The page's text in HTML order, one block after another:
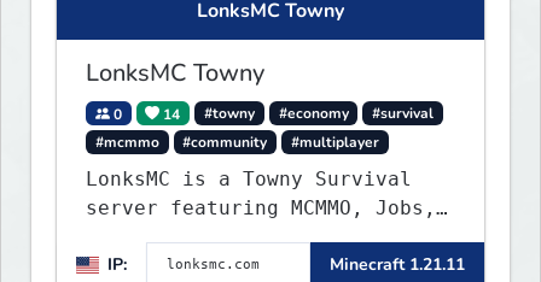
LonksMC Towny
LonksMC Towny
0 14 #towny #economy
#survival
#mcmmo
#community #multiplayer
LonksMC is a Towny Survival
server featuring MCMMO, Jobs,
free rank progression, and
weekly events. We focus on a
IP: Minecraft 1.21.11